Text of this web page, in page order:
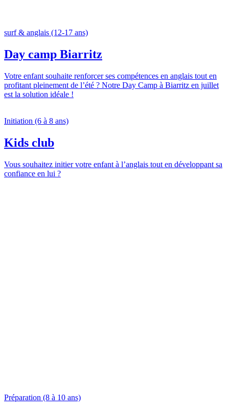
surf & anglais (12-17 ans)
Day camp Biarritz
Votre enfant souhaite renforcer ses compétences en anglais tout en
profitant pleinement de l’été ? Notre Day Camp à Biarritz en juillet
est la solution idéale !
Initiation (6 à 8 ans)
Kids club
Vous souhaitez initier votre enfant à l’anglais tout en développant sa
confiance en lui ?
Préparation (8 à 10 ans)